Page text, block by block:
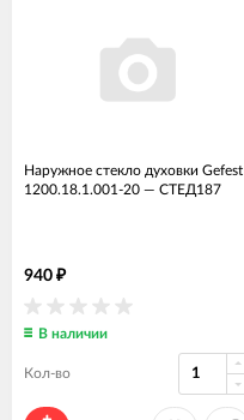
Наружное стекло духовки Gefest
1200.18.1.001-20 — СТЕД187
940 ₽
В наличии
Кол-во